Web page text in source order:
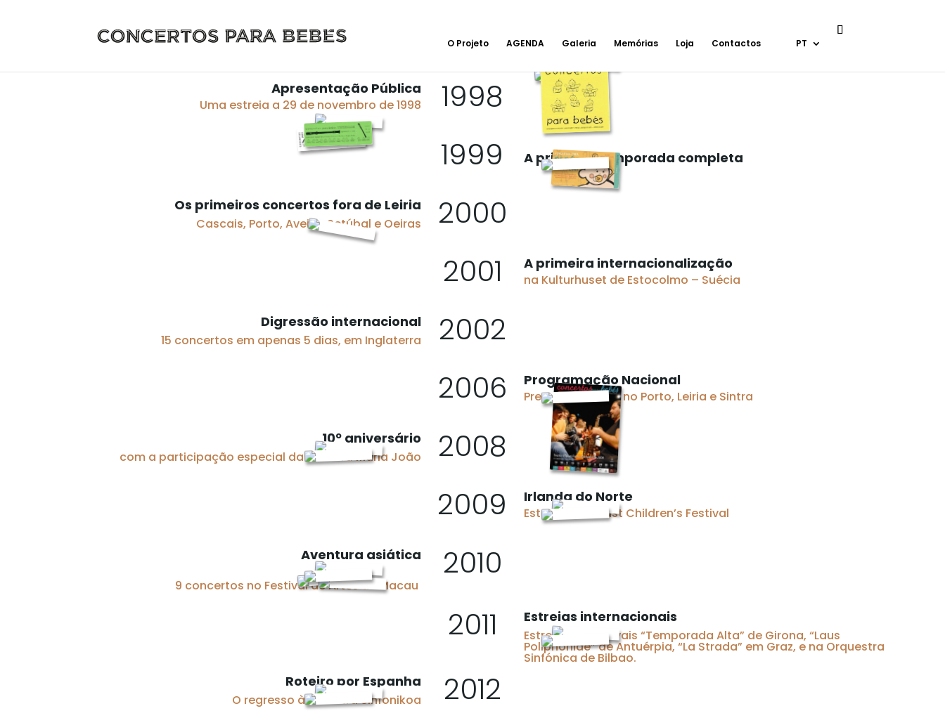
O Projeto AGENDA Galeria Memórias Loja Contactos PT
Apresentação Pública
Uma estreia a 29 de novembro de 1998
1998
1999
A primeira temporada completa
Os primeiros concertos fora de Leiria
Cascais, Porto, Aveiro, Setúbal e Oeiras
2000
2001
A primeira internacionalização
na Kulturhuset de Estocolmo – Suécia
Digressão internacional
15 concertos em apenas 5 dias, em Inglaterra
2002
2006
Programação Nacional
Presença regular no Porto, Leiria e Sintra
10º aniversário
com a participação especial da cantora Maria João
2008
2009
Irlanda do Norte
Estreia no Belfast Children’s Festival
Aventura asiática
9 concertos no Festival de Artes de Macau
2010
2011
Estreias internacionais
Estreia nos festivais “Temporada Alta” de Girona, “Laus
Poliphoniae” de Antuérpia, “La Strada” em Graz, e na Orquestra
Sinfónica de Bilbao.
Roteiro por Espanha
O regresso à Orkestra Sinfonikoa
2012